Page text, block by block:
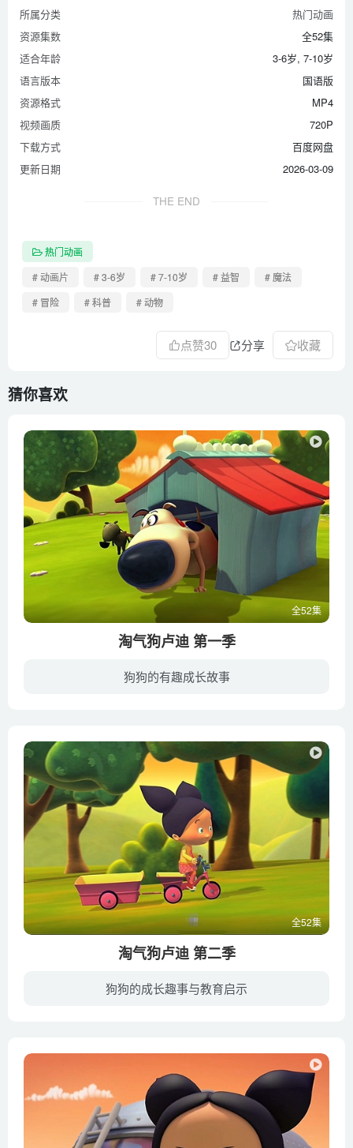
所属分类
热门动画
资源集数
全52集
适合年龄
3-6岁, 7-10岁
语言版本
国语版
资源格式
MP4
视频画质
720P
下载方式
百度网盘
更新日期
2026-03-09
THE END
热门动画
# 动画片
# 3-6岁 # 7-10岁 # 益智
# 魔法
# 冒险
# 科普 # 动物
点赞30 分享 收藏
猜你喜欢
全52集
淘气狗卢迪 第一季
狗狗的有趣成长故事
全52集
淘气狗卢迪 第二季
狗狗的成长趣事与教育启示